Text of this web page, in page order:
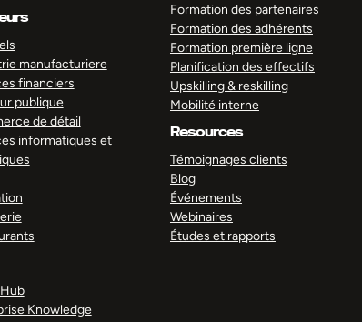
manufacturiere
financiers
publique
de détail
informatiques et
Knowledge
Formation des partenaires
Formation des adhérents
Formation première ligne
Planification des effectifs
Upskilling & reskilling
Mobilité interne
Resources
Témoignages clients
Blog
Événements
Webinaires
Études et rapports